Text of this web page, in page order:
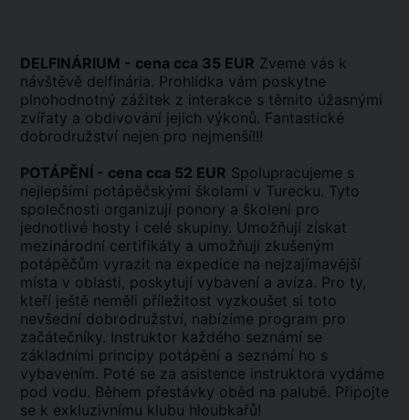
DELFINÁRIUM - cena cca 35 EUR Zveme vás k
návštěvě delfinária. Prohlídka vám poskytne
plnohodnotný zážitek z interakce s těmito úžasnými
zvířaty a obdivování jejich výkonů. Fantastické
dobrodružství nejen pro nejmenší!!!
POTÁPĚNÍ - cena cca 52 EUR Spolupracujeme s
nejlepšími potápěčskými školami v Turecku. Tyto
společnosti organizují ponory a školení pro
jednotlivé hosty i celé skupiny. Umožňují získat
mezinárodní certifikáty a umožňují zkušeným
potápěčům vyrazit na expedice na nejzajímavější
místa v oblasti, poskytují vybavení a avíza. Pro ty,
kteří ještě neměli příležitost vyzkoušet si toto
nevšední dobrodružství, nabízíme program pro
začátečníky. Instruktor každého seznámí se
základními principy potápění a seznámí ho s
vybavením. Poté se za asistence instruktora vydáme
pod vodu. Během přestávky oběd na palubě. Připojte
se k exkluzivnímu klubu hloubkařů!